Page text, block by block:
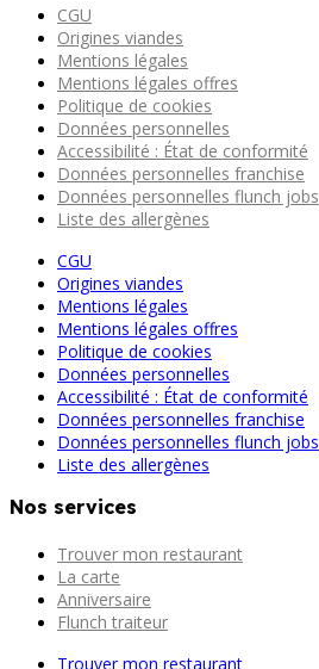
CGU
Origines viandes
Mentions légales
Mentions légales offres
Politique de cookies
Données personnelles
Accessibilité : État de conformité
Données personnelles franchise
Données personnelles flunch jobs
Liste des allergènes
CGU
Origines viandes
Mentions légales
Mentions légales offres
Politique de cookies
Données personnelles
Accessibilité : État de conformité
Données personnelles franchise
Données personnelles flunch jobs
Liste des allergènes
Nos services
Trouver mon restaurant
La carte
Anniversaire
Flunch traiteur
Trouver mon restaurant